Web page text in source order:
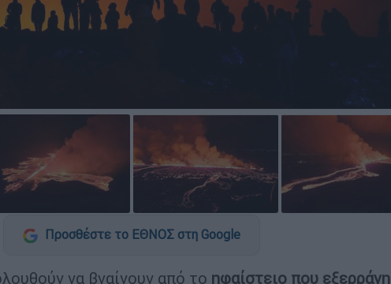
Προσθέστε το ΕΘΝΟΣ στη Google
να βγαίνουν από το ηφαίστειο που εξερράγη